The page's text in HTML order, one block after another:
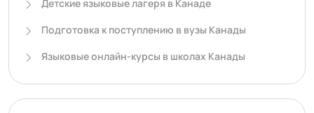
Детские языковые лагеря в Канаде
Подготовка к поступлению в вузы Канады
Языковые онлайн-курсы в школах Канады